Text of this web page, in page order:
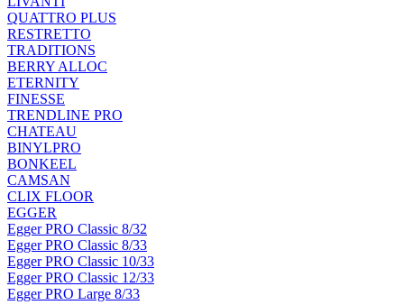
QUATTRO PLUS
RESTRETTO
TRADITIONS
BERRY ALLOC
ETERNITY
FINESSE
TRENDLINE PRO
CHATEAU
BINYLPRO
BONKEEL
CAMSAN
CLIX FLOOR
EGGER
Egger PRO Classic 8/32
Egger PRO Classic 8/33
Egger PRO Classic 10/33
Egger PRO Classic 12/33
Egger PRO Large 8/33